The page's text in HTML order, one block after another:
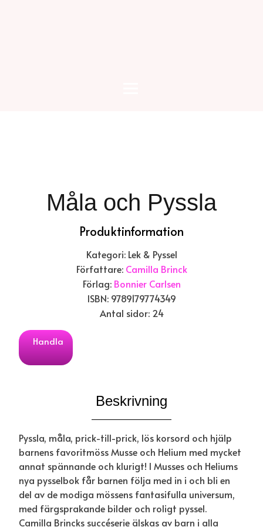
Måla och Pyssla
Produktinformation
Kategori: Lek & Pyssel
Författare: Camilla Brinck
Förlag: Bonnier Carlsen
ISBN: 9789179774349
Antal sidor: 24
Handla
Beskrivning
Pyssla, måla, prick-till-prick, lös korsord och hjälp
barnens favoritmöss Musse och Helium med mycket
annat spännande och klurigt! I Musses och Heliums
nya pysselbok får barnen följa med in i och bli en
del av de modiga mössens fantasifulla universum,
med färgsprakande bilder och roligt pyssel.
Camilla Brincks succéserie älskas av barn i alla